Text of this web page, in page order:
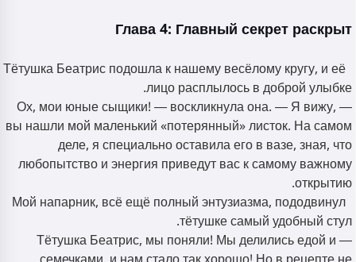
Глава 4: Главный секрет раскрыт
Тётушка Беатрис подошла к нашему весёлому кругу, и её
лицо расплылось в доброй улыбке.
— Ох, мои юные сыщики! — воскликнула она. — Я вижу,
вы нашли мой маленький «потерянный» листок. На самом
деле, я специально оставила его в вазе, зная, что
любопытство и энергия приведут вас к самому важному
открытию.
Мой напарник, всё ещё полный энтузиазма, пододвинул
тётушке самый удобный стул.
— Тётушка Беатрис, мы поняли! Мы делились едой и